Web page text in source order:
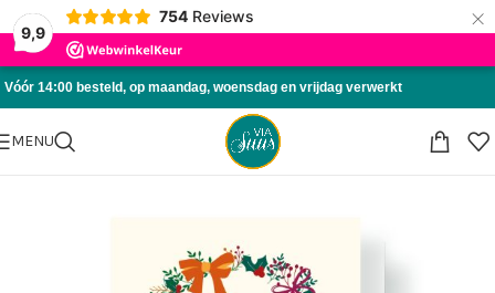
9,9
754 Reviews ×
Skip to navigation
Skip to main content
Vóór 14:00 besteld, op maandag, woensdag en vrijdag verwerkt
MENU